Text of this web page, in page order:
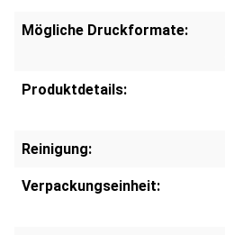
Mögliche Druckformate:
Produktdetails:
Reinigung:
Verpackungseinheit: